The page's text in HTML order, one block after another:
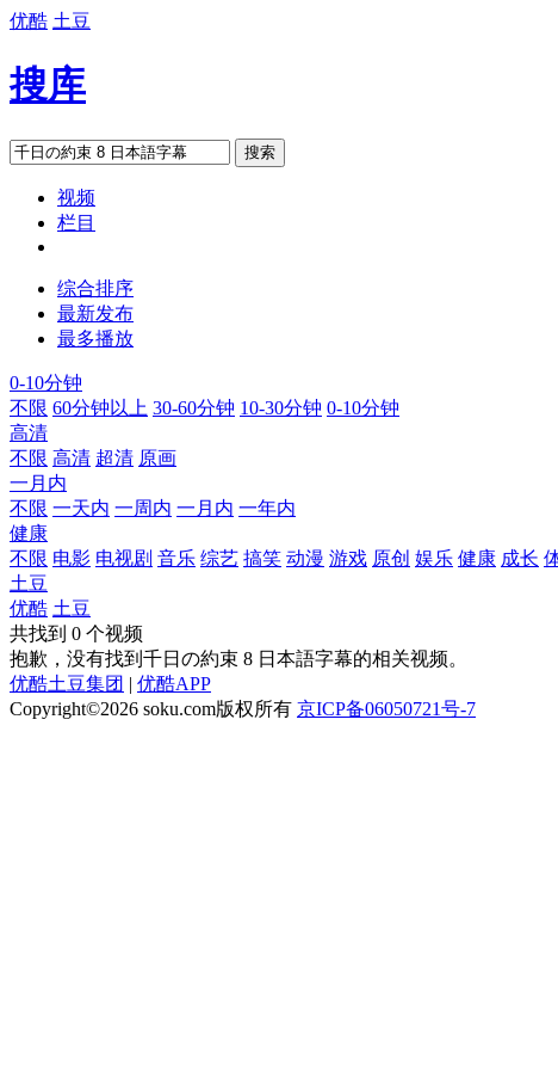
优酷 土豆
搜库
搜索
视频
栏目
综合排序
最新发布
最多播放
0-10分钟
不限 60分钟以上 30-60分钟 10-30分钟 0-10分钟
高清
不限 高清 超清 原画
一月内
不限 一天内 一周内 一月内 一年内
健康
不限 电影 电视剧 音乐 综艺 搞笑 动漫 游戏 原创 娱乐 健康 成长
土豆
优酷 土豆
共找到 0 个视频
抱歉，没有找到 千日の約束 8 日本語字幕的相关视频。
优酷土豆集团 | 优酷APP
Copyright©2026 soku.com版权所有 京ICP备06050721号-7